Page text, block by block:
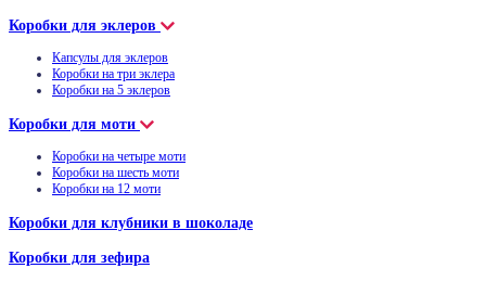
Коробки для эклеров
Капсулы для эклеров
Коробки на три эклера
Коробки на 5 эклеров
Коробки для моти
Коробки на четыре моти
Коробки на шесть моти
Коробки на 12 моти
Коробки для клубники в шоколаде
Коробки для зефира